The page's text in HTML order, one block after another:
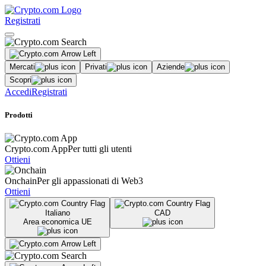
Registrati
Mercati Privati
Aziende
Scopri
AccediRegistrati
Prodotti
Crypto.com AppPer tutti gli utenti
Ottieni
OnchainPer gli appassionati di Web3
Ottieni
Italiano
Area economica UE
CAD